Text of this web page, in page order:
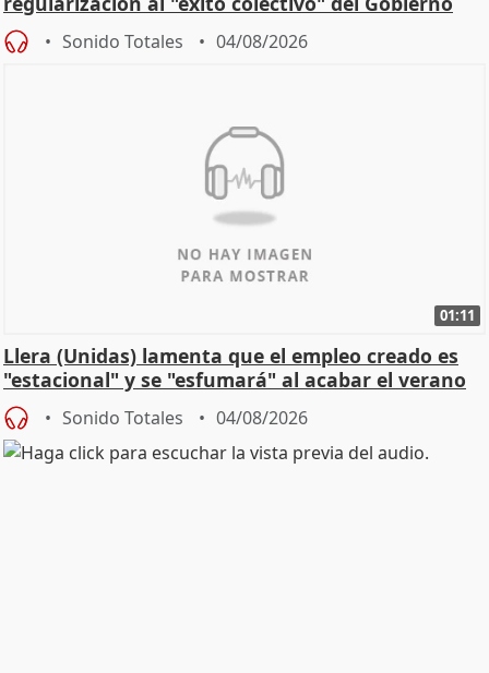
Sonido Totales 04/08/2026
01:11
Llera (Unidas) lamenta que el empleo creado es
"estacional" y se "esfumará" al acabar el verano
Sonido Totales 04/08/2026